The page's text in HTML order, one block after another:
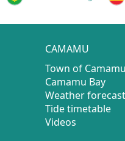
CAMAMU
Town of Camamu
Camamu Bay
Weather forecast
Tide timetable
Videos